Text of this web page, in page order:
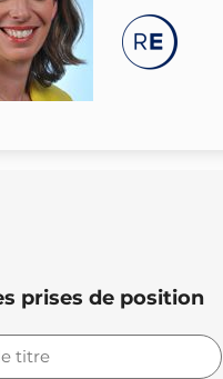
prises de position